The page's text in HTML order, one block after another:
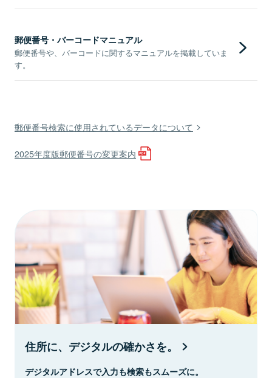
郵便番号・バーコードマニュアル
郵便番号や、バーコードに関するマニュアルを掲載していま
す。
郵便番号検索に使用されているデータについて
2025年度版郵便番号の変更案内
住所に、デジタルの確かさを。
デジタルアドレスで入力も検索もスムーズに。